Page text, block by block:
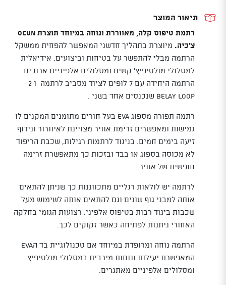
תיאור המוצר
רתמת טיפוס קלה, מאווררת ונוחה במיוחד תוצרת Ocun
צ'כיה. מיוצרת בתהליך חדשני המאפשר להפחית ממשקל
הרתמה מבלי להתפשר על בטיחות וביצועים. אידיאלית
למסלולי מולטיפיץ' קשים ומסלולים אלפיניים ארוכים.
הרתמה היחידה עם 7 לופים לציוד מסביב לרתמה ו 2
BELAY LOOP שנכנסים אחד בשני .
רתמה תפורה מספוג EVA בעל חורים מתומנים המקנים לו
גמישות ומאפשרים זרימת אוויר מצויינת לאיוורור ונידוף
זיעה בימים חמים. בניגוד לרתמות רגילות, שכבת הריפוד
לא מכוסה בספוג או בבד ובזכות כך מתאפשרת זרימה
חופשית של אוויר.
לרתמה יש לולאות רגליים מתכווננות כך שניתן להתאים
אותה למבני גוף שונים וגם להתאים אותה לשימוש מעל
שכבות ביגוד רבות בטיפוס אלפיני. רצועות הגומי בחלקה
האחורי ניתנות לפתיחה כאשר זקוקים לכך.
הרתמה נוחה ומרופדת במיוחד אם טכנולוגיית בד הEVA
המאפשרת יעילות ונוחות מירבית במסלולי מולטיפיץ
ומסלולים אלפיניים מאתגרים.